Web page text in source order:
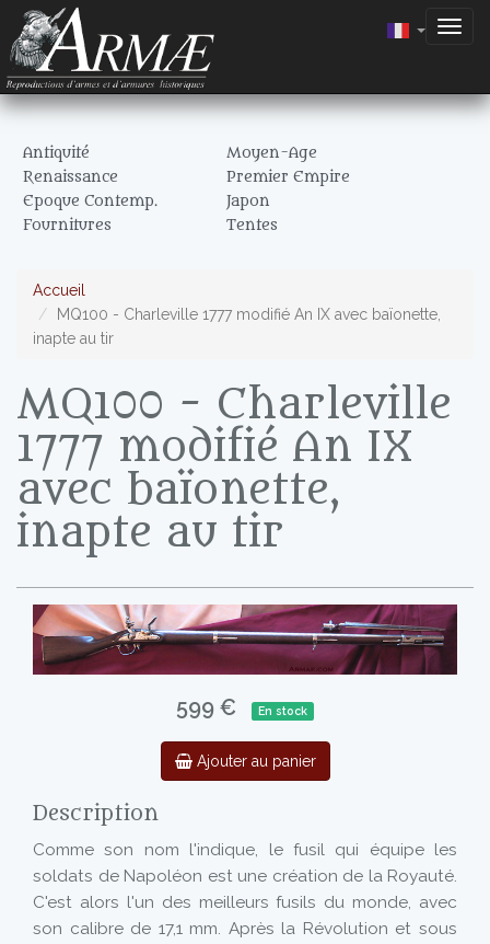
Antiquité
Moyen-Age
Renaissance
Premier Empire
Epoque Contemp.
Japon
Fournitures
Tentes
Accueil
MQ100 - Charleville 1777 modifié An IX avec baïonette,
inapte au tir
MQ100 - Charleville
1777 modifié An IX
avec baïonette,
inapte au tir
599 € En stock
Ajouter au panier
Description
Comme son nom l'indique, le fusil qui équipe les
soldats de Napoléon est une création de la Royauté.
C'est alors l'un des meilleurs fusils du monde, avec
son calibre de 17,1 mm. Après la Révolution et sous